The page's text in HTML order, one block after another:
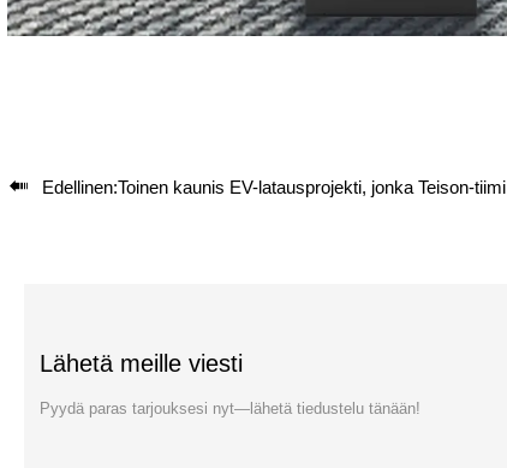
 Edellinen:Toinen kaunis EV-latausprojekti, jonka Teison-tiimi on suorittanut Chilessä.
Lähetä meille viesti
Pyydä paras tarjouksesi nyt—lähetä tiedustelu tänään!